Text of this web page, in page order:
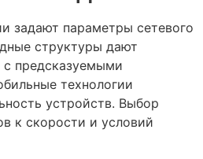
задают параметры сетевого
структуры дают
предсказуемыми
технологии
устройств. Выбор
к скорости и условий